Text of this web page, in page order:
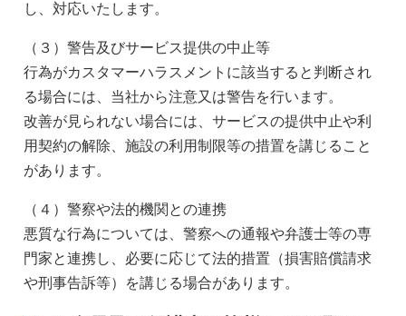
し、対応いたします。
（３）警告及びサービス提供の中止等
行為がカスタマーハラスメントに該当すると判断され
る場合には、当社から注意又は警告を行います。
改善が見られない場合には、サービスの提供中止や利
用契約の解除、施設の利用制限等の措置を講じること
があります。
（４）警察や法的機関との連携
悪質な行為については、警察への通報や弁護士等の専
門家と連携し、必要に応じて法的措置（損害賠償請求
や刑事告訴等）を講じる場合があります。